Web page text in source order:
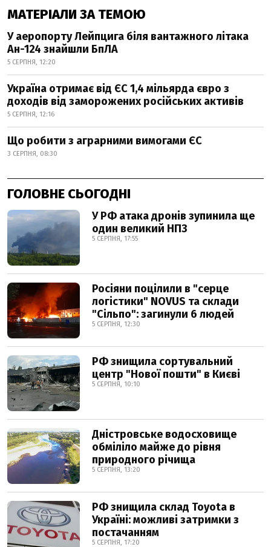
МАТЕРІАЛИ ЗА ТЕМОЮ
У аеропорту Лейпцига біля вантажного літака
Ан-124 знайшли БпЛА
5 СЕРПНЯ, 12:20
Україна отримає від ЄС 1,4 мільярда євро з
доходів від заморожених російських активів
5 СЕРПНЯ, 12:16
Що робити з аграрними вимогами ЄС
3 СЕРПНЯ, 08:30
ГОЛОВНЕ СЬОГОДНІ
У РФ атака дронів зупинила ще
один великий НПЗ
5 СЕРПНЯ, 17:55
Росіяни поцілили в "серце
логістики" NOVUS та склади
"Сільпо": загинули 6 людей
5 СЕРПНЯ, 12:30
РФ знищила сортувальний
центр "Нової пошти" в Києві
5 СЕРПНЯ, 10:10
Дністровське водосховище
обміліло майже до рівня
природного річища
5 СЕРПНЯ, 13:20
РФ знищила склад Toyota в
Україні: можливі затримки з
постачанням
5 СЕРПНЯ, 17:20